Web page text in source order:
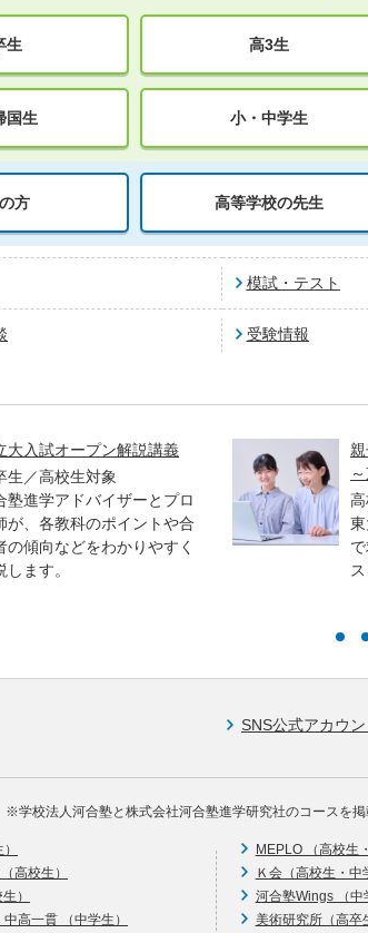
生 高3生
国生 小・中学生
方 高等学校の先生
模試・テスト
受験情報
大入試オープン解説講義
生／高校生対象
塾進学アドバイザーとプロ
が、各教科のポイントや合
の傾向などをわかりやすく
します。
SNS公式アカウン
※学校法人河合塾と株式会社河合塾進学研究社のコースを掲
高校生）
）
高一貫 （中学生）
MEPLO （高校生
Ｋ会（高校生・中
河合塾Wings （中
美術研究所（高卒